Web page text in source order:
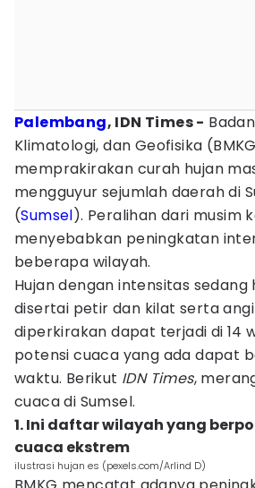
Palembang, IDN Times -
Klimatologi, dan Geofisika
memprakirakan curah hujan
mengguyur sejumlah daerah di
(Sumsel). Peralihan dari musim
menyebabkan peningkatan
beberapa wilayah.
Hujan dengan intensitas
disertai petir dan kilat serta
diperkirakan dapat terjadi di 14
potensi cuaca yang ada dapat
waktu. Berikut IDN Times,
cuaca di Sumsel.
1. Ini daftar wilayah yang
cuaca ekstrem
ilustrasi hujan es (pexels.com/Arlind D)